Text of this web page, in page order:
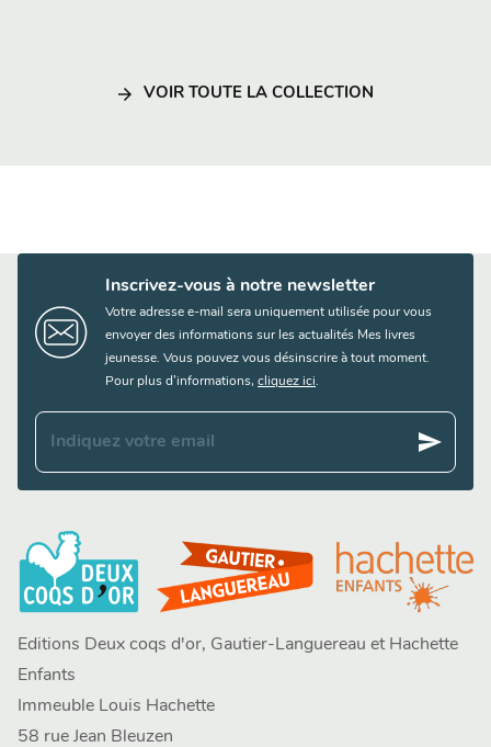
arrow_forward VOIR TOUTE LA COLLECTION
Inscrivez-vous à notre newsletter
Votre adresse e-mail sera uniquement utilisée pour vous
envoyer des informations sur les actualités Mes livres
jeunesse. Vous pouvez vous désinscrire à tout moment.
Pour plus d’informations, cliquez ici.
Indiquez votre email send
Editions Deux coqs d'or, Gautier-Languereau et Hachette
Enfants
Immeuble Louis Hachette
58 rue Jean Bleuzen